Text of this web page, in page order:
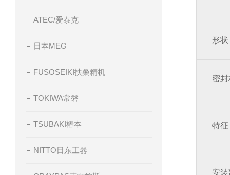
ATEC/爱泰克
日本MEG
FUSOSEIKI扶桑精机
TOKIWA常磐
TSUBAKI椿本
NITTO日东工器
形状
密
特征
安装